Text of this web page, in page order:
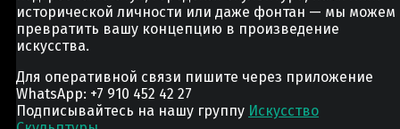
исторической личности или даже фонтан — мы можем
превратить вашу концепцию в произведение
искусства.
Для оперативной связи пишите через приложение
WhatsApp: +7 910 452 42 27
Подписывайтесь на нашу группу Искусство